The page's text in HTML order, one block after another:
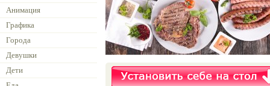
Анимация
Графика
Города
Девушки
Дети